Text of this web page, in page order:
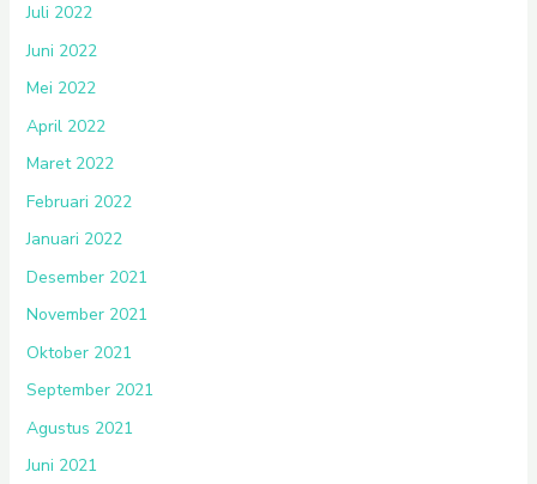
Juli 2022
Juni 2022
Mei 2022
April 2022
Maret 2022
Februari 2022
Januari 2022
Desember 2021
November 2021
Oktober 2021
September 2021
Agustus 2021
Juni 2021